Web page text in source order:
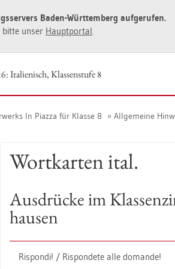
Baden-Würt­tem­berg auf­ge­ru­fen.
bitte unser Haupt­por­tal.
Ita­lie­nisch, Klas­sen­stu­fe 8
In Piaz­za für Klas­se 8 All­ge­mei­ne
Wort­kar­ten ital.
Aus­drü­cke im
hau­sen
Rispon­di! / Rispon­de­te alle do­man­de!